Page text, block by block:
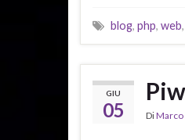
blog, php, web,
GIU
05 DiMarco